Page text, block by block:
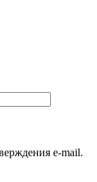
e-mail.